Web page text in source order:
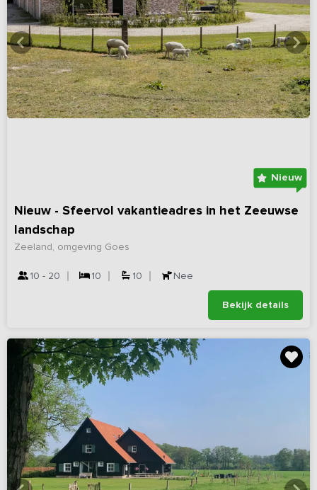
Nieuw
Nieuw - Sfeervol vakantieadres in het Zeeuwse
landschap
Zeeland, omgeving Goes
10 - 20 10 10 Nee
Bekijk details